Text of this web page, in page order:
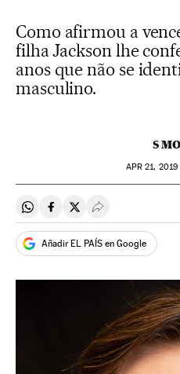
Como afirmou a
filha Jackson lhe
anos que não se
masculino.
S
APR 21,
Compartir en Whatsapp
Compartir en Facebook
Compartir en Twitter
Desplegar
Añadir EL PAÍS en Google